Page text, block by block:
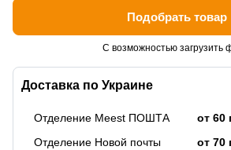
Доставка по Украине
Отделение Meest ПОШТА от 60
Отделение Новой почты
от 70
Подобрать товар
С возможностью загрузить